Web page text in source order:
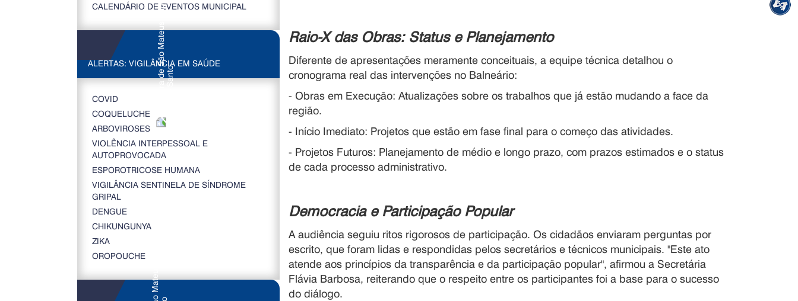
CALENDÁRIO DE EVENTOS MUNICIPAL
ALERTAS: VIGILÂNCIA EM SAÚDE
COVID
COQUELUCHE
ARBOVIROSES
VIOLÊNCIA INTERPESSOAL E
AUTOPROVOCADA
ESPOROTRICOSE HUMANA
VIGILÂNCIA SENTINELA DE SÍNDROME
GRIPAL
DENGUE
CHIKUNGUNYA
ZIKA
OROPOUCHE
Raio-X das Obras: Status e Planejamento
Diferente de apresentações meramente conceituais, a equipe técnica detalhou o
cronograma real das intervenções no Balneário:
- Obras em Execução: Atualizações sobre os trabalhos que já estão mudando a face da
região.
- Início Imediato: Projetos que estão em fase final para o começo das atividades.
- Projetos Futuros: Planejamento de médio e longo prazo, com prazos estimados e o status
de cada processo administrativo.
Democracia e Participação Popular
A audiência seguiu ritos rigorosos de participação. Os cidadãos enviaram perguntas por
escrito, que foram lidas e respondidas pelos secretários e técnicos municipais. "Este ato
atende aos princípios da transparência e da participação popular", afirmou a Secretária
Flávia Barbosa, reiterando que o respeito entre os participantes foi a base para o sucesso
do diálogo.